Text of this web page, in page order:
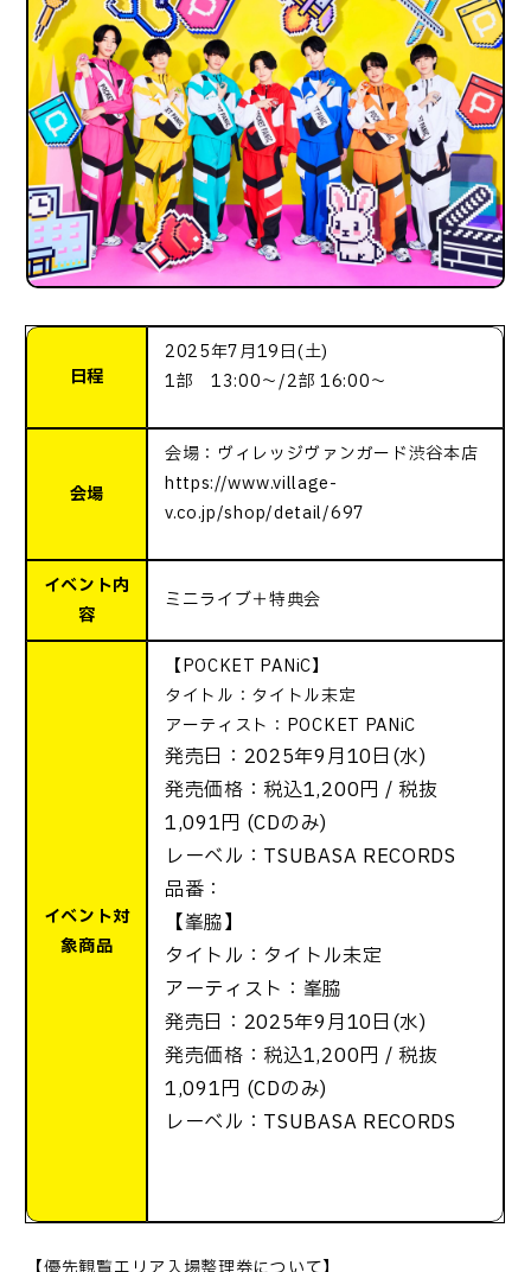
日程
2025年7月19日(土)
1部 13:00～/2部 16:00～
会場
会場：ヴィレッジヴァンガード渋谷本店
https://www.village-
v.co.jp/shop/detail/697
イベント内
容
ミニライブ＋特典会
イベント対
象商品
【POCKET PANiC】
タイトル：タイトル未定
アーティスト：POCKET PANiC
発売日：2025年9月10日(水)
発売価格：税込1,200円 / 税抜
1,091円 (CDのみ)
レーベル：TSUBASA RECORDS
品番：
【峯脇】
タイトル：タイトル未定
アーティスト：峯脇
発売日：2025年9月10日(水)
発売価格：税込1,200円 / 税抜
1,091円 (CDのみ)
レーベル：TSUBASA RECORDS